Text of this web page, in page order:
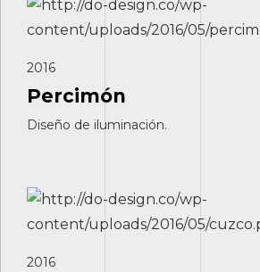
2016
Percimón
Diseño de iluminación.
2016